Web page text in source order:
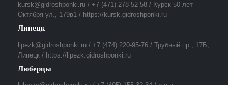
kursk@gidroshponki.ru / +7 (471) 278-52-58 / Курск 50 лет
Октября ул., 179в1 / https://kursk.gidroshponki.ru
Липецк
lipezk@gidroshponki.ru / +7 (474) 220-95-76 / Трубный пр., 17Б,
Липецк / https://lipezk.gidroshponki.ru
Люберцы